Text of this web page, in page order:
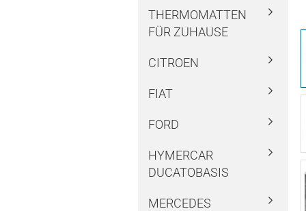
THERMOMATTEN
FÜR ZUHAUSE
CITROEN
FIAT
FORD
HYMERCAR
DUCATOBASIS
MERCEDES